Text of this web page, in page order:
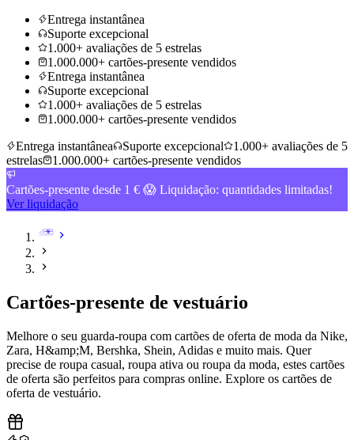
Entrega instantânea
Suporte excepcional
1.000+ avaliações de 5 estrelas
1.000.000+ cartões-presente vendidos
Entrega instantânea
Suporte excepcional
1.000+ avaliações de 5 estrelas
1.000.000+ cartões-presente vendidos
Entrega instantânea
Suporte excepcional
1.000+ avaliações de 5
estrelas
1.000.000+ cartões-presente vendidos
Cartões-presente desde 1 € 😱 Liquidação: quantidades limitadas!
Ver liquidação
Cartões-presente de vestuário
Melhore o seu guarda-roupa com cartões de oferta de moda da Nike,
Zara, H&amp;M, Bershka, Shein, Adidas e muito mais. Quer
precise de roupa casual, roupa ativa ou roupa da moda, estes cartões
de oferta são perfeitos para compras online. Explore os cartões de
oferta de vestuário.